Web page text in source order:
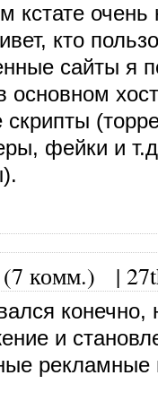
кстате
кто
сайты я
основном
скрипты
фейки и
комм.) |
конечно,
и
рекламные